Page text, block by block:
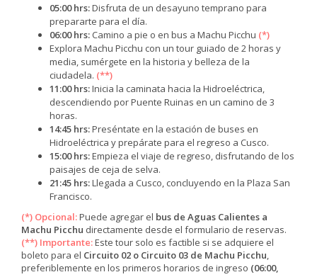
05:00 hrs:Disfruta de un desayuno temprano para
prepararte para el día.
06:00 hrs: Camino a pie o en bus a Machu Picchu (*)
Explora Machu Picchu con un tour guiado de 2 horas y
media, sumérgete en la historia y belleza de la
ciudadela. (**)
11:00 hrs:Inicia la caminata hacia la Hidroeléctrica,
descendiendo por Puente Ruinas en un camino de 3
horas.
14:45 hrs:Preséntate en la estación de buses en
Hidroeléctrica y prepárate para el regreso a Cusco.
15:00 hrs:Empieza el viaje de regreso, disfrutando de los
paisajes de ceja de selva.
21:45 hrs:Llegada a Cusco, concluyendo en la Plaza San
Francisco.
(*) Opcional:Puede agregar el bus de Aguas Calientes a
Machu Picchu directamente desde el formulario de reservas.
(**) Importante:Este tour solo es factible si se adquiere el
boleto para el Circuito 02 o Circuito 03 de Machu Picchu
preferiblemente en los primeros horarios de ingreso (06:00,